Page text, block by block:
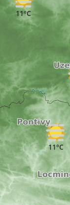
11°C
11°C